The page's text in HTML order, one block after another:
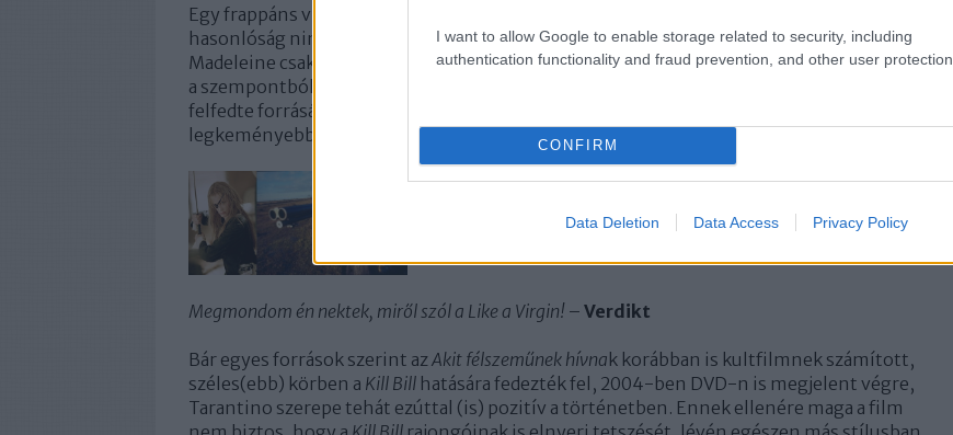
I want to allow Google to enable storage related to security, including
authentication functionality and fraud prevention, and other user protection.
CONFIRM
Data Deletion Data Access Privacy Policy
Egy frappáns vizuális poén ügyes kikölcsönzése. A két karakter között semmi egyéb
hasonlóság nincs: Driver jóval beszédesebb, és élvezi is a kegyetlenkedéseket, míg
Madeleine csak azért öl, hogy bosszút álljon azokon, akik tönkretették az életét – ebből
a szempontból inkább a Mennyasszonyra hasonlít. Tarantino egyébként azonnal
felfedte forrását, sőt igen meleg szavakkal emlékezett meg Lindbergről és a filmről („A
legkeményebb bosszúmozi, amit valaha láttam.”)
Megmondom én nektek, miről szól a Like a Virgin! – Verdikt
Bár egyes források szerint azAkit félszeműnek hívna k korábban is kultfilmnek számított,
széles(ebb) körben a Kill Bill hatására fedezték fel, 2004-ben DVD-n is megjelent végre,
Tarantino szerepe tehát ezúttal (is) pozitív a történetben. Ennek ellenére maga a film